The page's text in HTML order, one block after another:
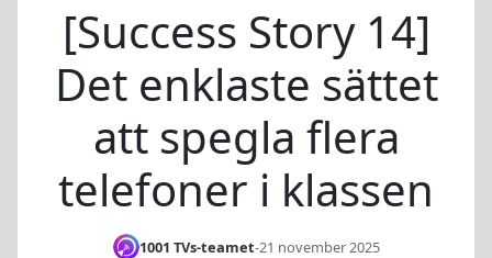
[Success Story 14]
Det enklaste sättet
att spegla flera
telefoner i klassen
1001 TVs-teamet-21 november 2025